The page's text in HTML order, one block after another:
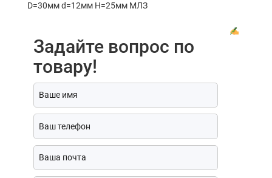
D=30мм d=12мм H=25мм МЛЗ
Задайте вопрос по
товару!